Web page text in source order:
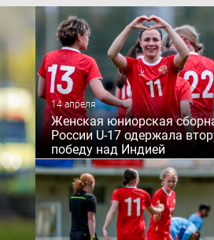
14 апреля
Женская юниорская
России U-17 одержала
победу над Индией